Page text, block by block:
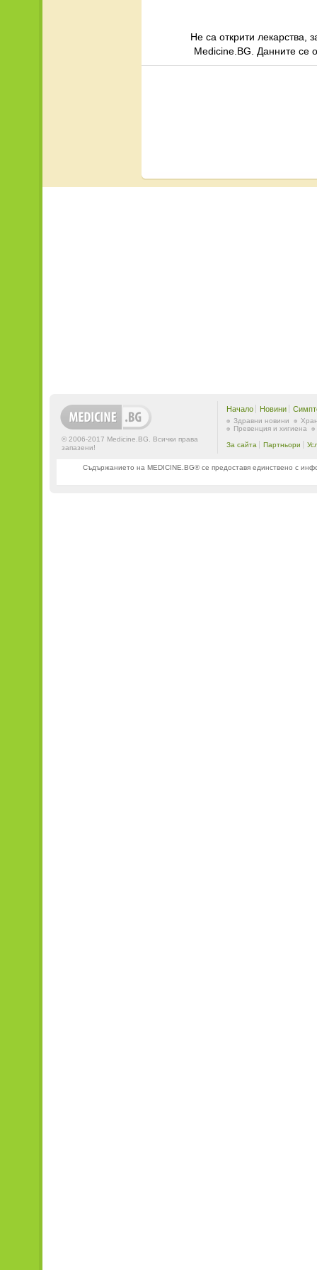
Не са открити лекарства,
Medicine.BG. Данните се
© 2006-2017 Medicine.BG. Всички права
запазени!
Начало Новини
Здравни новини
Превенция и хигиена
За сайта Партньори
Съдържанието на MEDICINE.BG® се предоставя единствено с